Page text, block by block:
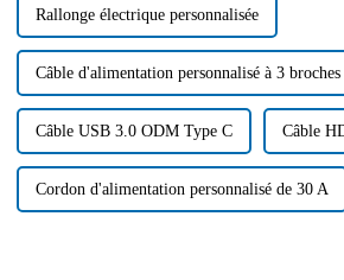
Rallonge électrique personnalisée
Câble d'alimentation personnalisé à 3 broches
Câble USB 3.0 ODM Type C Câble
Cordon d'alimentation personnalisé de 30 A